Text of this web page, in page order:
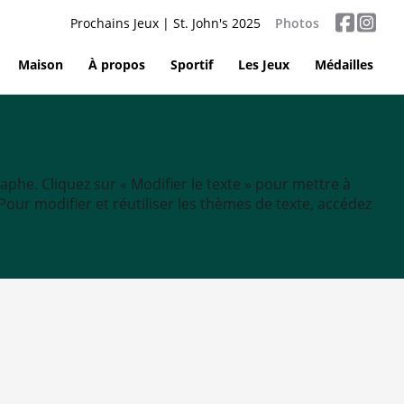
Prochains Jeux | St. John's 2025 Photos
Maison À propos Sportif Les Jeux Médailles
Cliquez sur « Modifier le texte » pour mettre à
modifier et réutiliser les thèmes de texte, accédez